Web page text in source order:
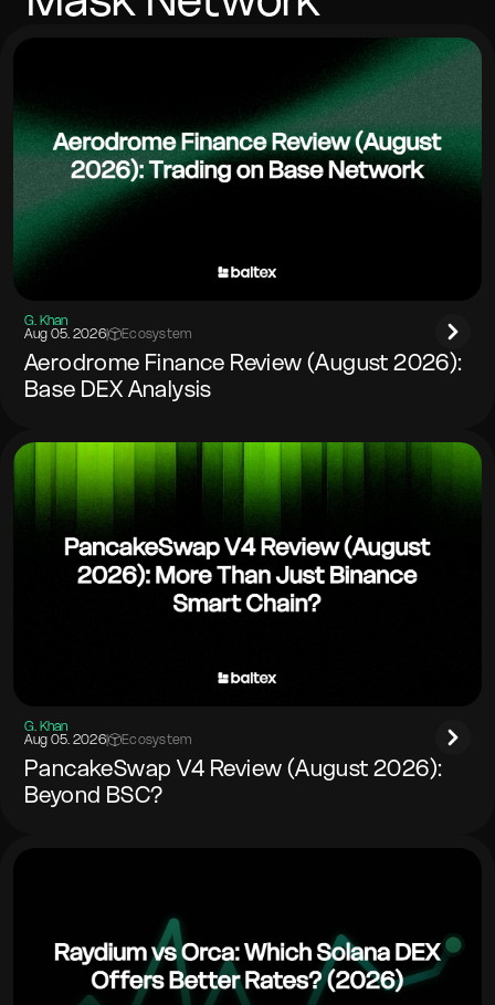
wenn das Zielnetzwerk dies verlangt.
G. Khan
Aug 05. 2026| Ecosystem
Aerodrome Finance Review (August 2026):
Base DEX Analysis
G. Khan
Aug 05. 2026| Ecosystem
PancakeSwap V4 Review (August 2026):
Beyond BSC?